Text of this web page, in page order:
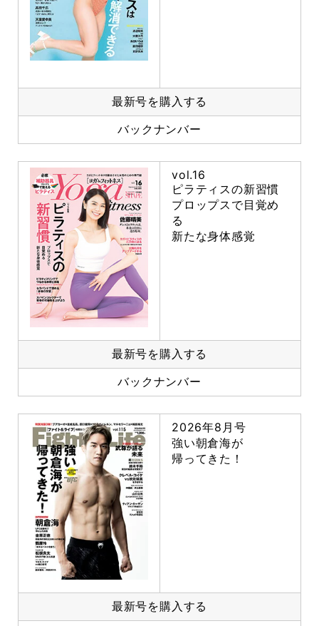
最新号を購入する
バックナンバー
vol.16
ピラティスの新習慣
プロップスで目覚め
る
新たな身体感覚
最新号を購入する
バックナンバー
2026年8月号
強い朝倉海が
帰ってきた！
最新号を購入する